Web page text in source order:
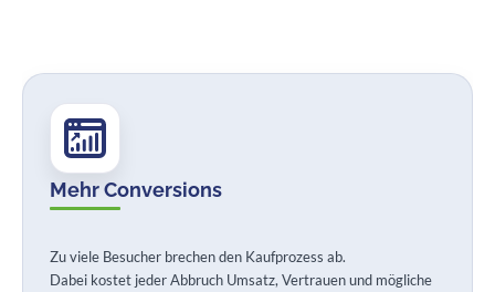
Mehr Conversions
Zu viele Besucher brechen den Kaufprozess ab.
Dabei kostet jeder Abbruch Umsatz, Vertrauen und mögliche